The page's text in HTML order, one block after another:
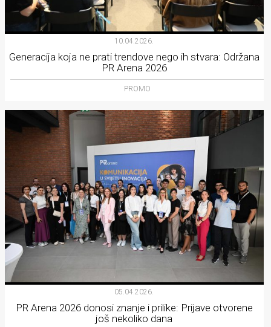
10.04.2026.
Generacija koja ne prati trendove nego ih stvara: Održana
PR Arena 2026
PROMO
05.04.2026.
PR Arena 2026 donosi znanje i prilike: Prijave otvorene
još nekoliko dana